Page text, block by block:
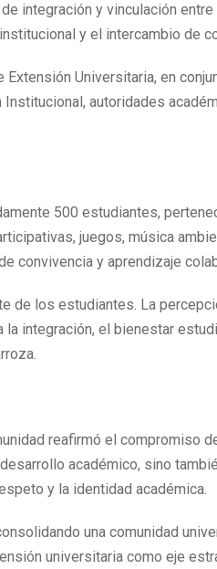
integración y vinculación
y el intercambio de
Universitaria, en
autoridades
500 estudiantes,
juegos, música
convivencia y aprendizaje
de los estudiantes. La
integración, el bienestar
reafirmó el compromiso
académico, sino
y la identidad académica.
una comunidad
universitaria como eje